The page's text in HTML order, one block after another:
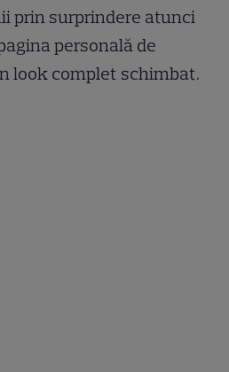
prin surprindere atunci
personală de
look complet schimbat.